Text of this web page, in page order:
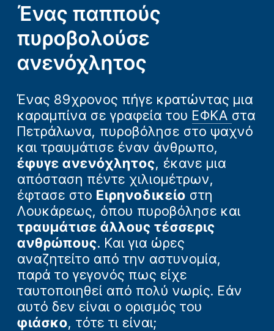
Ένας παππούς
πυροβολούσε
ανενόχλητος
Ένας 89χρονος πήγε κρατώντας μια
καραμπίνα σε γραφεία του ΕΦΚΑ στα
Πετράλωνα, πυροβόλησε στο ψαχνό
και τραυμάτισε έναν άνθρωπο,
έφυγε ανενόχλητος, έκανε μια
απόσταση πέντε χιλιομέτρων,
έφτασε στο Ειρηνοδικείο στη
Λουκάρεως, όπου πυροβόλησε και
τραυμάτισε άλλους τέσσερις
ανθρώπους. Και για ώρες
αναζητείτο από την αστυνομία,
παρά το γεγονός πως είχε
ταυτοποιηθεί από πολύ νωρίς. Εάν
αυτό δεν είναι ο ορισμός του
φιάσκο, τότε τι είναι;